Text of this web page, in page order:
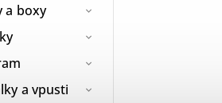
a boxy
a vpusti